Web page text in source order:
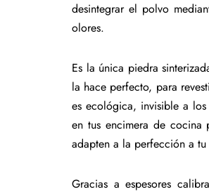
desintegrar el polvo
olores.
Es la única piedra
la hace perfecto, para
es ecológica, invisible a
en tus encimera de cocina
adapten a la perfección a
Gracias a espesores